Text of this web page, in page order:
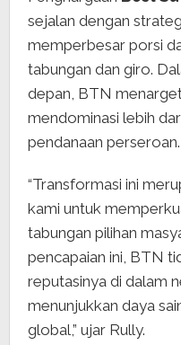
sejalan dengan
memperbesar porsi
tabungan dan giro.
depan, BTN
mendominasi lebih
pendanaan perseroan.
“Transformasi ini
kami untuk
tabungan pilihan
pencapaian ini, BTN
reputasinya di dalam
menunjukkan daya
global,” ujar Rully.